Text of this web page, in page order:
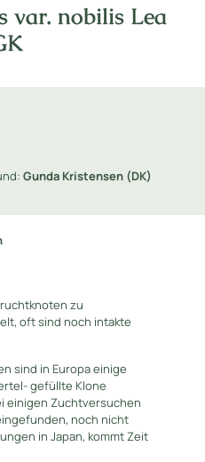
var. nobilis Lea
Gunda Kristensen (DK)
zu
oft sind noch intakte
sind in Europa einige
gefüllte Klone
einigen Zuchtversuchen
noch nicht
in Japan, kommt Zeit